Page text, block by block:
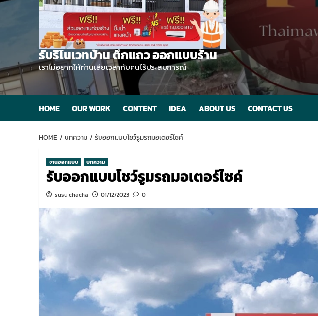
รับรีโนเวทบ้าน ตึกแถว ออกแบบร้าน
เราไม่อยากให้ท่านเสียเวลากับคนไร้ประสบการณ์
HOME OUR WORK CONTENT IDEA ABOUT US CONTACT US
HOME บทความ รับออกแบบโชว์รูมรถมอเตอร์ไซค์
งานออกแบบ บทความ
รับออกแบบโชว์รูมรถมอเตอร์ไซค์
susu chacha 01/12/2023 0